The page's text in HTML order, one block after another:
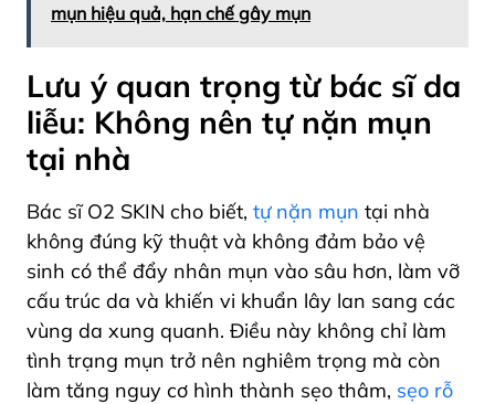
mụn hiệu quả, hạn chế gây mụn
Lưu ý quan trọng từ bác sĩ da
liễu: Không nên tự nặn mụn
tại nhà
Bác sĩ O2 SKIN cho biết, tự nặn mụn tại nhà
không đúng kỹ thuật và không đảm bảo vệ
sinh có thể đẩy nhân mụn vào sâu hơn, làm vỡ
cấu trúc da và khiến vi khuẩn lây lan sang các
vùng da xung quanh. Điều này không chỉ làm
tình trạng mụn trở nên nghiêm trọng mà còn
làm tăng nguy cơ hình thành sẹo thâm, sẹo rỗ